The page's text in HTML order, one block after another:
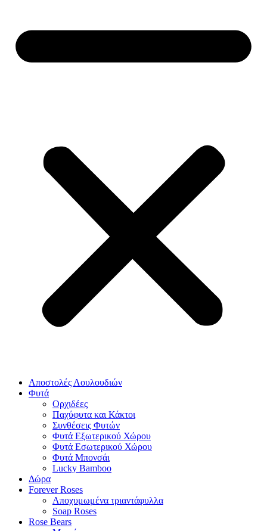
Αποστολές Λουλουδιών
Φυτά
Ορχιδέες
Παχύφυτα και Κάκτοι
Συνθέσεις Φυτών
Φυτά Εξωτερικού Χώρου
Φυτά Εσωτερικού Χώρου
Φυτά Μπονσάι
Lucky Bamboo
Δώρα
Forever Roses
Αποχυμωμένα τριαντάφυλλα
Soap Roses
Rose Βears